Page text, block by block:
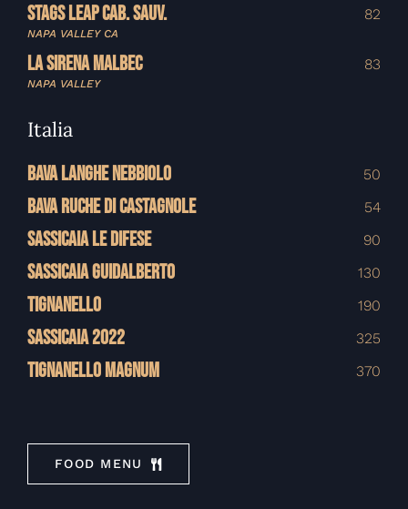
STAGS LEAP CAB. SAUV.
NAPA VALLEY CA
82
LA SIRENA MALBEC
NAPA VALLEY
83
Italia
BAVA LANGHE NEBBIOLO 50
BAVA RUCHE DI CASTAGNOLE 54
SASSICAIA LE DIFESE 90
SASSICAIA GUIDALBERTO 130
TIGNANELLO 190
SASSICAIA 2022 325
TIGNANELLO MAGNUM 370
FOOD MENU